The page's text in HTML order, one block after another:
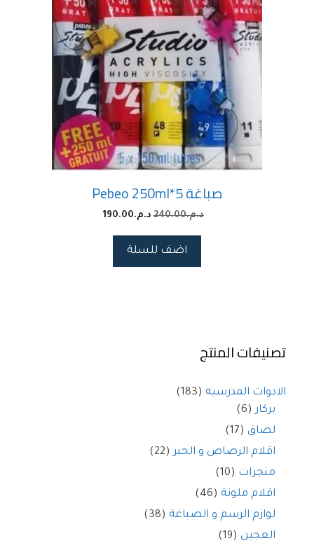
صباغة Pebeo 250ml*5
د.م.240.00 د.م.190.00
اضف للسلة
تصنيفات المنتج
الادوات المدرسية (183)
بركار (6)
لصاق (17)
اقلام الرصاص و الحبر (22)
منجرات (10)
اقلام ملونة (46)
لوازم الرسم و الصباغة (38)
العجين (19)